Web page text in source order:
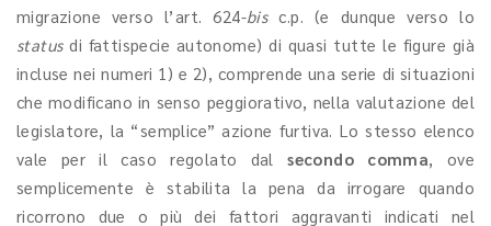
migrazione verso l’art. 624-bisc.p. (e dunque verso lo
statusdi fattispecie autonome) di quasi tutte le figure già
incluse nei numeri 1) e 2), comprende una serie di situazioni
che modificano in senso peggiorativo, nella valutazione del
legislatore, la “semplice” azione furtiva. Lo stesso elenco
vale per il caso regolato dalsecondo comma, ove
semplicemente è stabilita la pena da irrogare quando
ricorrono due o più dei fattori aggravanti indicati nel